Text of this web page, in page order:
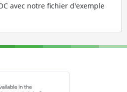
avec notre fichier d'exemple